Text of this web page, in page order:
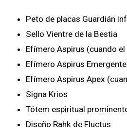
Peto de placas Guardián
Sello Vientre de la Bestia
Efímero Aspirus (cuando
Efímero Aspirus
Efímero Aspirus Apex
Signa Krios
Tótem espiritual
Diseño Rahk de Fluctus